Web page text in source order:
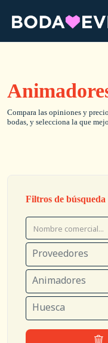
Compara las opiniones y
bodas, y selecciona la que
Filtros de búsqueda
Proveedores
Animadores
Huesca